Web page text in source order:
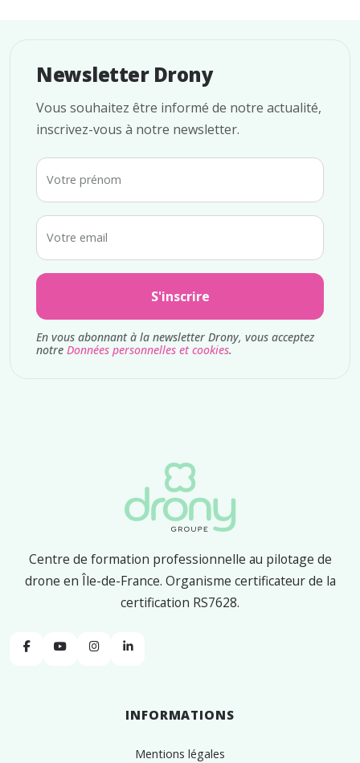
Newsletter Drony
Vous souhaitez être informé de notre actualité,
inscrivez-vous à notre newsletter.
Votre prénom
Votre email
S'inscrire
En vous abonnant à la newsletter Drony, vous acceptez
notre Données personnelles et cookies.
Centre de formation professionnelle au pilotage de
drone en Île-de-France. Organisme certificateur de la
certification RS7628.
FacebookYouTubeInstagram
INFORMATIONS
Mentions légales